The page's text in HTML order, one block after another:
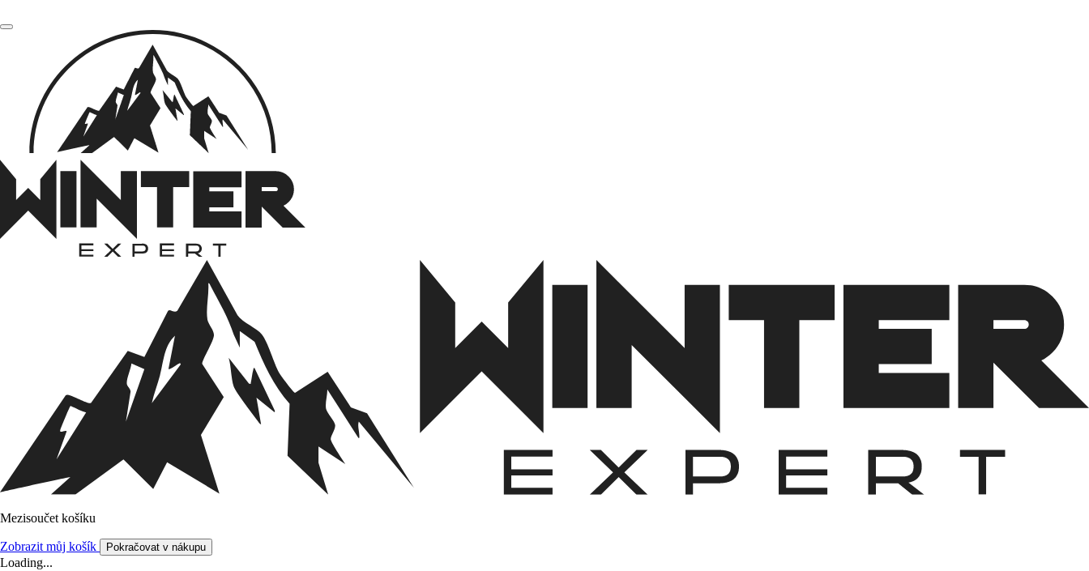
Mezisoučet košíku
Zobrazit můj košík Pokračovat v nákupu
Loading...